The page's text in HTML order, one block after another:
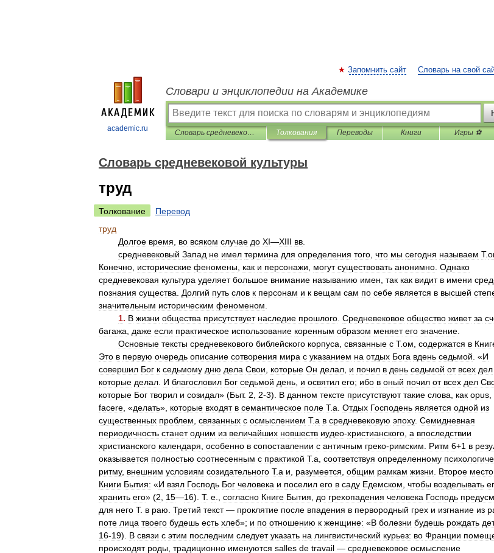
academic.ru
Запомнить сайт Словарь на свой
Словари и энциклопедии на Академике
Словарь средневековой культуры Толкования Переводы Книги Игры ⚽
Словарь средневековой культуры
труд
Толкование
Перевод
труд
Долгое время во всяком случае до XI—XIII вв
средневековый Запад не имел термина для определения того что мы сегодня называем Т.
Конечно исторические феномены как и персонажи могут существовать анонимно Однако
средневековая культура уделяет большое внимание называнию имен так как видит в имени
познания существа Долгий путь слов к персонам и к вещам сам по себе является в высшей
значительным историческим феноменом
1. В жизни общества присутствует наследие прошлого Средневековое общество живет за
багажа
даже если практическое использование коренным образом меняет его значение
Основные тексты средневекового библейского корпуса связанные с Т.ом содержатся в
Это в первую очередь описание сотворения мира с указанием на отдых Бога вдень седьмой . «И
совершил Бог к седьмому дню дела Свои которые Он делал и почил в день седьмой от всех дел
которые делал И благословил Бог седьмой день и освятил его; ибо в оный почил от всех дел
которые Бог творил и созидал» (Быт. 2 2-3). В данном тексте присутствуют такие слова как opus
facere , «делать», которые входят в семантическое поле Т.а Отдых Господень является одной из
существенных проблем связанных с осмыслением Т.а в средневековую эпоху. Семидневная
периодичность станет одним из величайших новшеств иудео-христианского а впоследствии
христианского календаря особенно в сопоставлении с античным греко-римским Ритм 6+1 в
оказывается полностью соотнесенным с практикой Т.а соответствуя определенному
ритму, внешним условиям созидательного Т.а и разумеется общим рамкам жизни Второе место
Книги Бытия: «И взял Господь Бог человека и поселил его в саду Едемском чтобы возделывать
хранить его» (2 15—16). Т. е согласно Книге Бытия до грехопадения человека Господь
для него Т. в раю Третий текст— проклятие после впадения в первородный грех и изгнание из
поте лица твоего будешь есть хлеб»; и по отношению к женщине: «В болезни будешь рождать
16-19). В связи с этим последним следует указать на лингвистический курьез: во Франции
происходят роды традиционно именуются salles de travail — средневековое осмысление